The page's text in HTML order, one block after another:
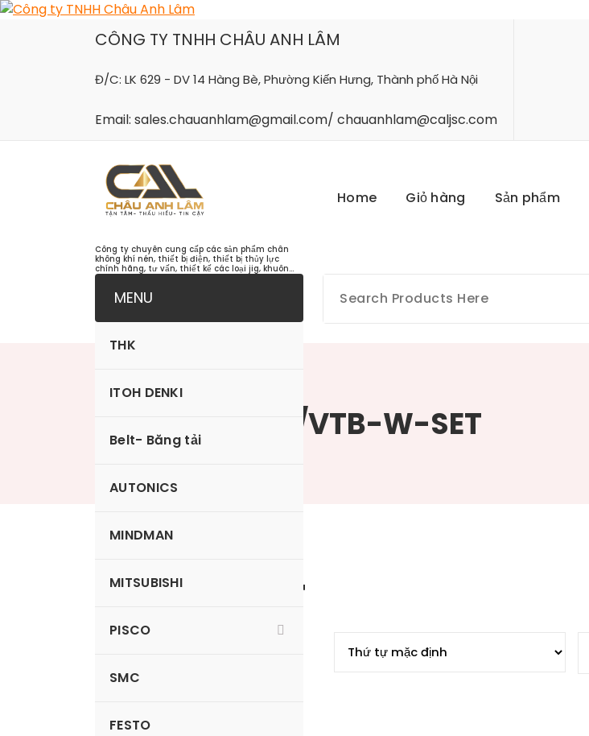
Skip
CÔNG TY TNHH CHÂU ANH LÂM
Đ/C: LK 629 - DV 14 Hàng Bè, Phường Kiến Hưng, Thành phố Hà Nội
Email: sales.chauanhlam@gmail.com/ chauanhlam@caljsc.com
Công ty chuyên cung cấp các sản phẩm chân
không khí nén, thiết bị điện, thiết bị thủy lực
chính hãng, tư vấn, thiết kế các loại jig, khuôn...
Home Giỏ hàng Sản phẩm
MENU
THK
ITOH DENKI
Belt- Băng tải
AUTONICS
MINDMAN
MITSUBISHI
PISCO
SMC
FESTO
VTA-W-SET/VTB-W-SET
vTB-W-SET